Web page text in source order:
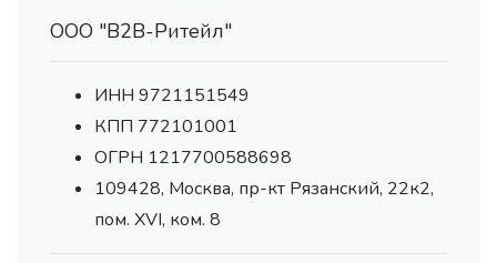
ООО "В2В-Ритейл"
ИНН 9721151549
КПП 772101001
ОГРН 1217700588698
109428, Москва, пр-кт Рязанский, 22к2,
пом. XVI, ком. 8